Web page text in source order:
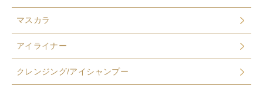
マスカラ
アイライナー
クレンジング/アイシャンプー